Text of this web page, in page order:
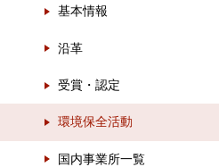
トップページへ
トップページへ
トップページへ
トップページへ
トップページへ
トップページへ
基本情報
沿革
受賞・認定
環境保全活動
国内事業所一覧